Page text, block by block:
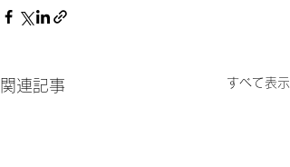
関連記事 すべて表示